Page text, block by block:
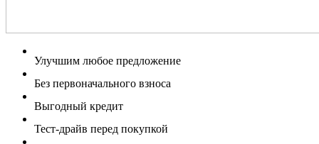
Улучшим любое предложение
Без первоначального взноса
Выгодный кредит
Тест-драйв перед покупкой